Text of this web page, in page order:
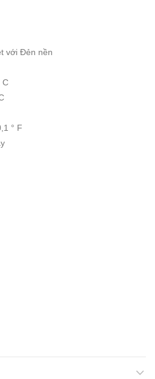
với Đẻn nền
C
° F